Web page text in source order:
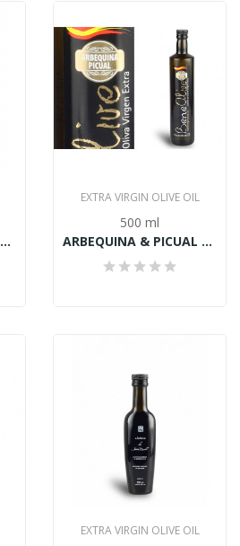
100% Mediterranean Extra panensky olivový olej...
EXTRA VIRGIN OLIVE OIL
500 ml
ARBEQUINA & PICUAL Extra panensky olivový olej...
EXTRA VIRGIN OLIVE OIL